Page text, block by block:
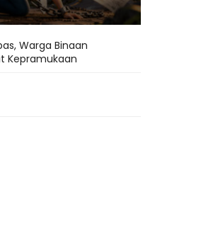
Warga Binaan
Kepramukaan